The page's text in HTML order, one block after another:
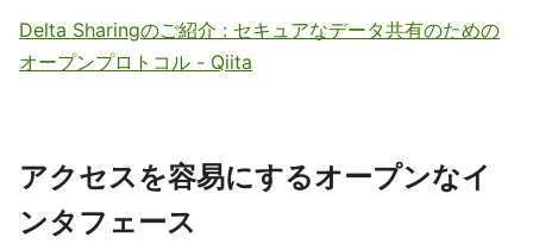
Delta Sharingのご紹介 : セキュアなデータ共有のための
オープンプロトコル - Qiita
アクセスを容易にするオープンなイ
ンタフェース